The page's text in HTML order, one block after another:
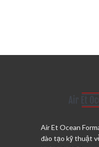
Air Et Ocean
đào tạo kỹ thuật